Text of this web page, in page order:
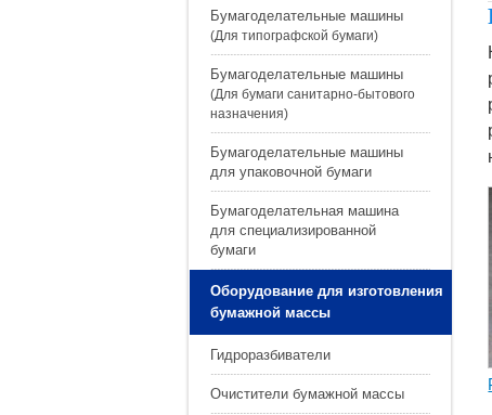
Бумагоделательные машины
(Для типографской бумаги)
Бумагоделательные машины
(Для бумаги санитарно-бытового
назначения)
Бумагоделательные машины
для упаковочной бумаги
Бумагоделательная машина
для специализированной
бумаги
Оборудование для изготовления
бумажной массы
Гидроразбиватели
Очистители бумажной массы